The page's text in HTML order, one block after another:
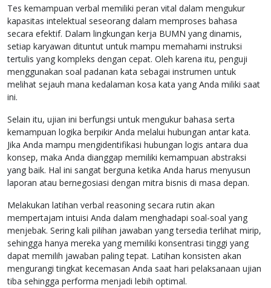
Tes kemampuan verbal memiliki peran vital dalam mengukur
kapasitas intelektual seseorang dalam memproses bahasa
secara efektif. Dalam lingkungan kerja BUMN yang dinamis,
setiap karyawan dituntut untuk mampu memahami instruksi
tertulis yang kompleks dengan cepat. Oleh karena itu, penguji
menggunakan soal padanan kata sebagai instrumen untuk
melihat sejauh mana kedalaman kosa kata yang Anda miliki saat
ini.
Selain itu, ujian ini berfungsi untuk mengukur bahasa serta
kemampuan logika berpikir Anda melalui hubungan antar kata.
Jika Anda mampu mengidentifikasi hubungan logis antara dua
konsep, maka Anda dianggap memiliki kemampuan abstraksi
yang baik. Hal ini sangat berguna ketika Anda harus menyusun
laporan atau bernegosiasi dengan mitra bisnis di masa depan.
Melakukan latihan verbal reasoning secara rutin akan
mempertajam intuisi Anda dalam menghadapi soal-soal yang
menjebak. Sering kali pilihan jawaban yang tersedia terlihat mirip,
sehingga hanya mereka yang memiliki konsentrasi tinggi yang
dapat memilih jawaban paling tepat. Latihan konsisten akan
mengurangi tingkat kecemasan Anda saat hari pelaksanaan ujian
tiba sehingga performa menjadi lebih optimal.